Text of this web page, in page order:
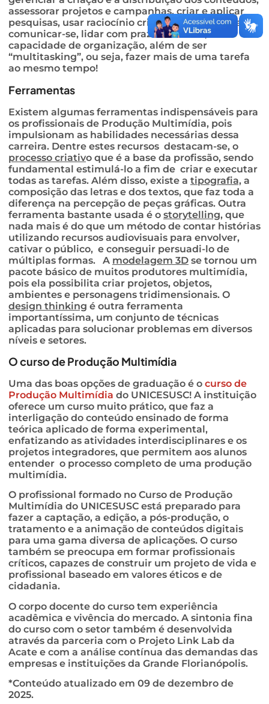
assessorar projetos e campanhas, criar e aplicar
pesquisas, usar raciocínio criativo e lógico, para
comunicar-se, lidar com prazos e metas, ter
capacidade de organização, além de ser
“multitasking”, ou seja, fazer mais de uma tarefa
ao mesmo tempo!
Ferramentas
Existem algumas ferramentas indispensáveis para
os profissionais de Produção Multimídia, pois
impulsionam as habilidades necessárias dessa
carreira. Dentre estes recursos destacam-se, o
processo criativo que é a base da profissão, sendo
fundamental estimulá-lo a fim de criar e executar
todas as tarefas. Além disso, existe a tipografia, a
composição das letras e dos textos, que faz toda a
diferença na percepção de peças gráficas. Outra
ferramenta bastante usada é o storytelling, que
nada mais é do que um método de contar histórias
utilizando recursos audiovisuais para envolver,
cativar o público, e conseguir persuadi-lo de
múltiplas formas. A modelagem 3D se tornou um
pacote básico de muitos produtores multimídia,
pois ela possibilita criar projetos, objetos,
ambientes e personagens tridimensionais. O
design thinking é outra ferramenta
importantíssima, um conjunto de técnicas
aplicadas para solucionar problemas em diversos
níveis e setores.
O curso de Produção Multimídia
Uma das boas opções de graduação é o curso de
Produção Multimídia do UNICESUSC! A instituição
oferece um curso muito prático, que faz a
interligação do conteúdo ensinado de forma
teórica aplicado de forma experimental,
enfatizando as atividades interdisciplinares e os
projetos integradores, que permitem aos alunos
entender o processo completo de uma produção
multimídia.
O profissional formado no Curso de Produção
Multimídia do UNICESUSC está preparado para
fazer a captação, a edição, a pós-produção, o
tratamento e a animação de conteúdos digitais
para uma gama diversa de aplicações. O curso
também se preocupa em formar profissionais
críticos, capazes de construir um projeto de vida e
profissional baseado em valores éticos e de
cidadania.
O corpo docente do curso tem experiência
acadêmica e vivência do mercado. A sintonia fina
do curso com o setor também é desenvolvida
através da parceria com o Projeto Link Lab da
Acate e com a análise contínua das demandas das
empresas e instituições da Grande Florianópolis.
*Conteúdo atualizado em 09 de dezembro de
2025.